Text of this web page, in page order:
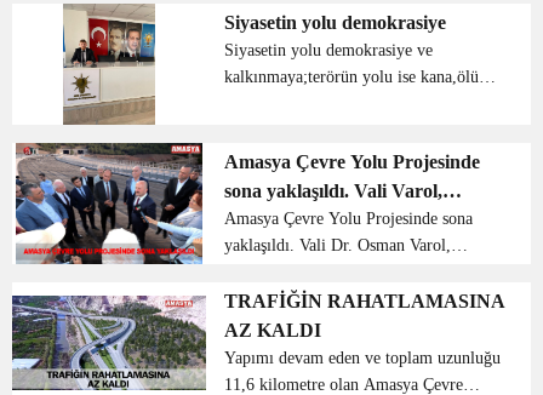
Siyasetin yolu demokrasiye
Siyasetin yolu demokrasiye ve
kalkınmaya;terörün yolu ise kana,ölüme
Amasya Çevre Yolu Projesinde
sona yaklaşıldı. Vali Varol,
incelemelerde
Amasya Çevre Yolu Projesinde sona
yaklaşıldı. Vali Dr. Osman Varol,
içerisinde trafiğe açılmasının
hedeflendiğini belirtti. Amasya
Milletvekilleri M. Levent Karaho...
TRAFİĞİN RAHATLAMASINA
AZ KALDI
Yapımı devam eden ve toplam uzunluğu
11,6 kilometre olan Amasya Çevre